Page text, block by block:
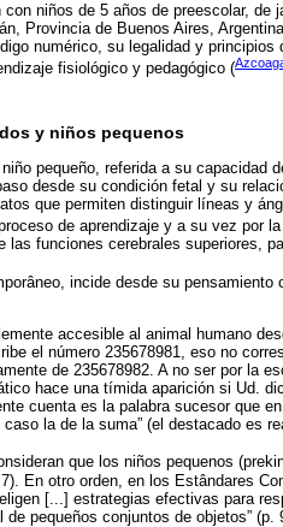
niños de 5 años de preescolar,
Provincia de Buenos Aires,
numérico, su legalidad y
fisiológico y pedagógico (
y niños pequenos
pequeño, referida a su capacidad
desde su condición fetal y su
que permiten distinguir líneas y
de aprendizaje y a su vez por
las funciones cerebrales superiores,
incide desde su
accesible al animal humano
el número 235678981, eso no
de 235678982. A no ser por la
hace una tímida aparición si Ud.
cuenta es la palabra sucesor que
la de la suma” (el destacado es
que los niños pequenos
En otro orden, en los Estândares
[...] estrategias efectivas para
pequeños conjuntos de objetos” (p.